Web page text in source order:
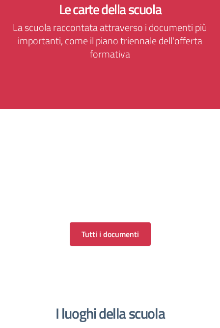
Le carte della scuola
La scuola raccontata attraverso i documenti più
importanti, come il piano triennale dell'offerta
formativa
Tutti i documenti
I luoghi della scuola